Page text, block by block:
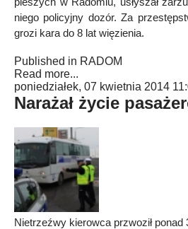
niego policyjny dozór. Za
grozi kara do 8 lat więzienia.
Published in RADOM
Read more...
poniedziałek, 07 kwietnia 2014
Narażał życie
Nietrzeźwy kierowca przwoził ponad